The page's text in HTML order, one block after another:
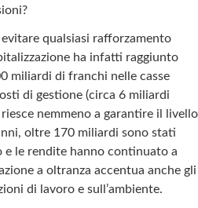
qualsiasi rafforzamento
ha infatti raggiunto
miliardi di franchi nelle casse
di gestione (circa 6 miliardi
nemmeno a garantire il livello
oltre 170 miliardi sono stati
le rendite hanno continuato a
a oltranza accentua anche gli
di lavoro e sull’ambiente.